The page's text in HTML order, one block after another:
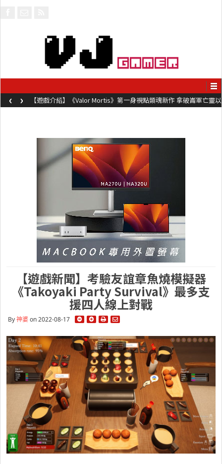
以 【遊戲介紹】《Steel Maiden 鋼鐵少女》快節奏肉鴿砍殺遊戲
動作極致流暢試玩上架中
‹ ›
【遊戲新聞】考驗友誼章魚燒模擬器
《Takoyaki Party Survival》最多支
援四人線上對戰
By神婆on 2022-08-17